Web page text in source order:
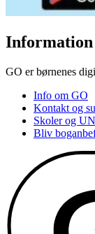
Information
GO er børnenes
Info om GO
Kontakt og
Skoler og
Bliv